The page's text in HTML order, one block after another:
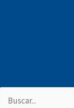
Buscar